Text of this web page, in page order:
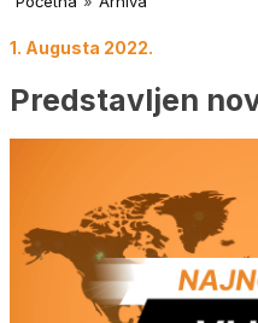
1. Augusta 2022.
Predstavljen